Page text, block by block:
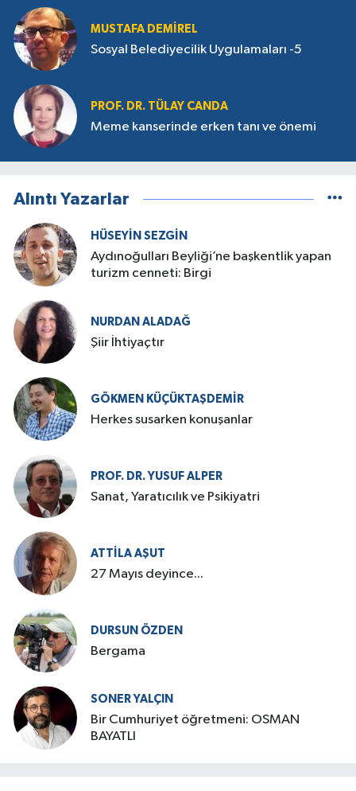
MUSTAFA DEMIREL
Sosyal Belediyecilik Uygulamaları -5
PROF. DR. TÜLAY CANDA
Meme kanserinde erken tanı ve önemi
Alıntı Yazarlar
HÜSEYIN SEZGIN
Aydınoğulları Beyliği’ne başkentlik yapan
turizm cenneti: Birgi
NURDAN ALADAĞ
Şiir İhtiyaçtır
GÖKMEN KÜÇÜKTAŞDEMIR
Herkes susarken konuşanlar
PROF. DR. YUSUF ALPER
Sanat, Yaratıcılık ve Psikiyatri
ATTILA AŞUT
27 Mayıs deyince...
DURSUN ÖZDEN
Bergama
SONER YALÇIN
Bir Cumhuriyet öğretmeni: OSMAN
BAYATLI